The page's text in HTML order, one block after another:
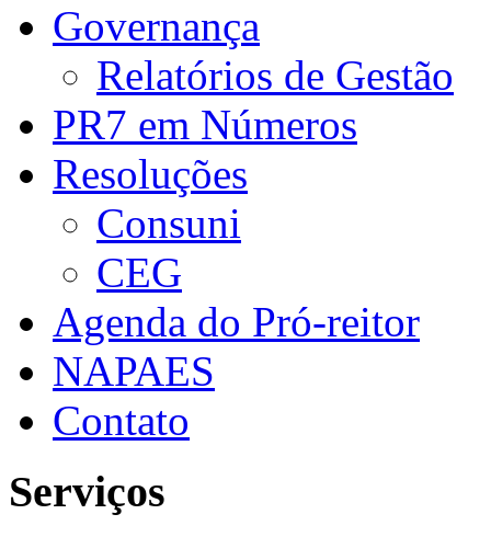
Governança
Relatórios de Gestão
PR7 em Números
Resoluções
Consuni
CEG
Agenda do Pró-reitor
NAPAES
Contato
Serviços